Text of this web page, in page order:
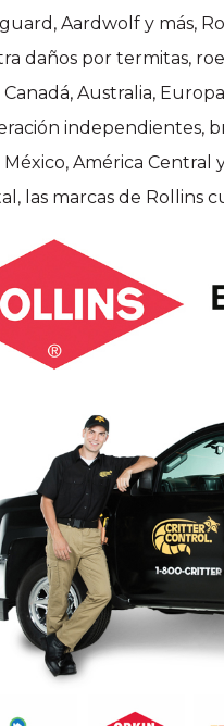
Aardwolf y más,
daños por termitas,
Canadá, Australia,
independientes,
México, América
las marcas de Rollins